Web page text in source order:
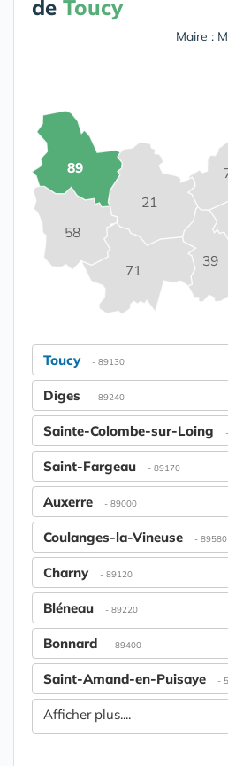
de Toucy
Maire :
21
39
58
71
89
Toucy - 89130
Diges - 89240
Sainte-Colombe-sur-Loing
Saint-Fargeau - 89170
Auxerre - 89000
Coulanges-la-Vineuse - 89580
Charny - 89120
Bléneau - 89220
Bonnard - 89400
Saint-Amand-en-Puisaye -
Afficher plus....